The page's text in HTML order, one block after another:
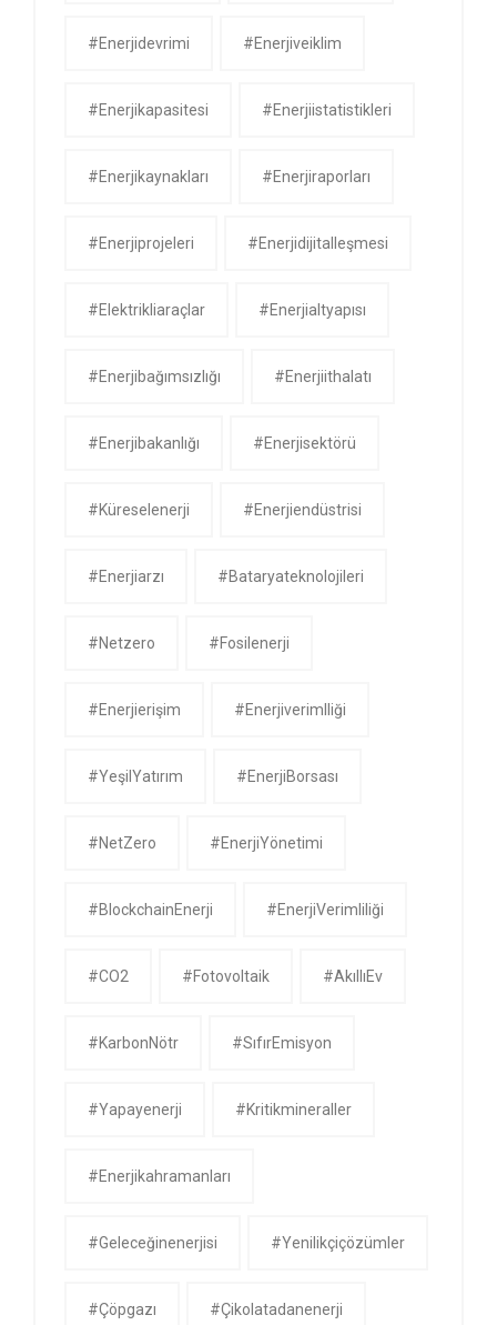
#enerjidevrimi #enerjiveiklim
#enerjikapasitesi #enerjiistatistikleri
#enerjikaynakları #enerjiraporları
#enerjiprojeleri #enerjidijitalleşmesi
#elektrikliaraçlar #enerjialtyapısı
#enerjibağımsızlığı #enerjiithalatı
#enerjibakanlığı #enerjisektörü
#küreselenerji #enerjiendüstrisi
#enerjiarzı #bataryateknolojileri
#netzero #fosilenerji
#enerjierişim #enerjiverimlliği
#YeşilYatırım #EnerjiBorsası
#NetZero #EnerjiYönetimi
#BlockchainEnerji #EnerjiVerimliliği
#CO2 #Fotovoltaik #AkıllıEv
#KarbonNötr #SıfırEmisyon
#yapayenerji #kritikmineraller
#enerjikahramanları
#geleceğinenerjisi #yenilikçiçözümler
#çöpgazı #çikolatadanenerji